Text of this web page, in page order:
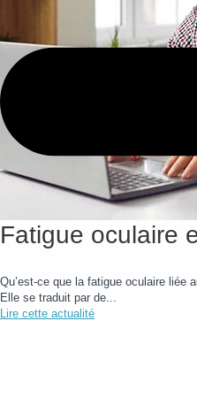
Fatigue oculaire
Qu’est-ce que la fatigue oculaire
Elle se traduit par de...
Lire cette actualité